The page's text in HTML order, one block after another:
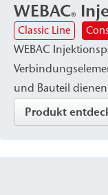
WEBAC®
Classic Line
WEBAC
und Bauteil
Ausführungen –
Klebepacker –
Produkt